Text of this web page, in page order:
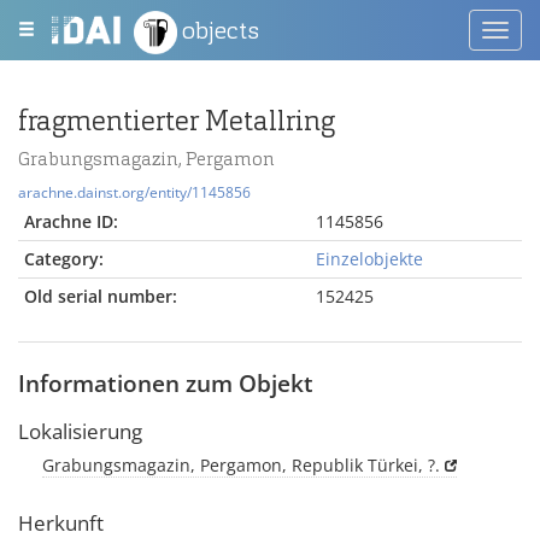
objects
fragmentierter Metallring
Grabungsmagazin, Pergamon
arachne.dainst.org/entity/1145856
Arachne ID:
1145856
Category:
Einzelobjekte
Old serial number:
152425
Informationen zum Objekt
Lokalisierung
Grabungsmagazin, Pergamon, Republik Türkei, ?.
Herkunft